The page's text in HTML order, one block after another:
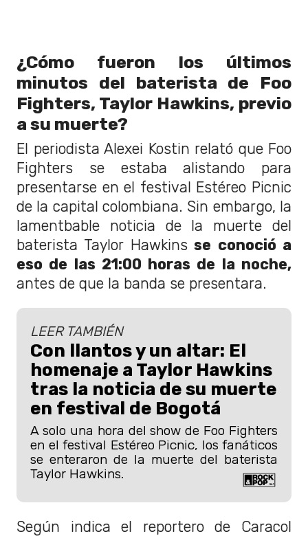
¿Cómo fueron los últimos
minutos del baterista de Foo
Fighters, Taylor Hawkins, previo
a su muerte?
El periodista Alexei Kostin relató que Foo
Fighters se estaba alistando para
presentarse en el festival Estéreo Picnic
de la capital colombiana. Sin embargo, la
lamentbable noticia de la muerte del
baterista Taylor Hawkinsse conoció a
eso de las 21:00 horas de la noche,
antes de que la banda se presentara.
LEER TAMBIÉN
Con llantos y un altar: El
homenaje a Taylor Hawkins
tras la noticia de su muerte
en festival de Bogotá
A solo una hora del show de Foo Fighters
en el festival Estéreo Picnic, los fanáticos
se enteraron de la muerte del baterista
Taylor Hawkins.
Según indica el reportero de Caracol